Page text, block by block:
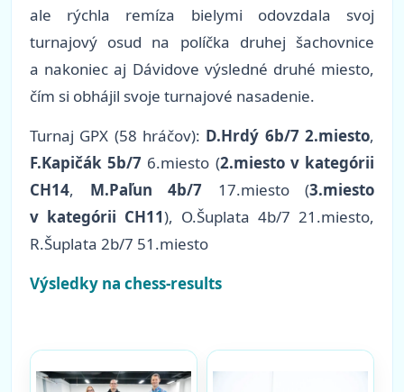
ale rýchla remíza bielymi odovzdala svoj
turnajový osud na políčka druhej šachovnice
a nakoniec aj Dávidove výsledné druhé miesto,
čím si obhájil svoje turnajové nasadenie.
Turnaj GPX (58 hráčov): D.Hrdý 6b/7 2.miesto,
F.Kapičák 5b/7 6.miesto (2.miesto v kategórii
CH14, M.Paľun 4b/7 17.miesto (3.miesto
v kategórii CH11), O.Šuplata 4b/7 21.miesto,
R.Šuplata 2b/7 51.miesto
Výsledky na chess-results